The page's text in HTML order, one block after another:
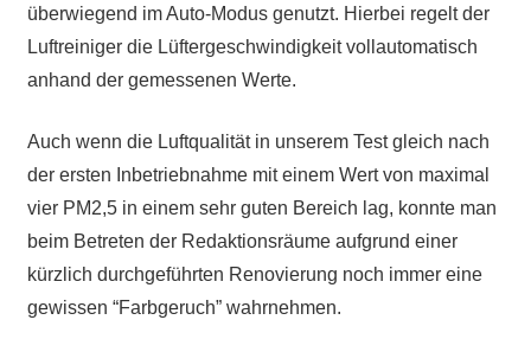
überwiegend im Auto-Modus genutzt. Hierbei regelt der
Luftreiniger die Lüftergeschwindigkeit vollautomatisch
anhand der gemessenen Werte.
Auch wenn die Luftqualität in unserem Test gleich nach
der ersten Inbetriebnahme mit einem Wert von maximal
vier PM2,5 in einem sehr guten Bereich lag, konnte man
beim Betreten der Redaktionsräume aufgrund einer
kürzlich durchgeführten Renovierung noch immer eine
gewissen “Farbgeruch” wahrnehmen.